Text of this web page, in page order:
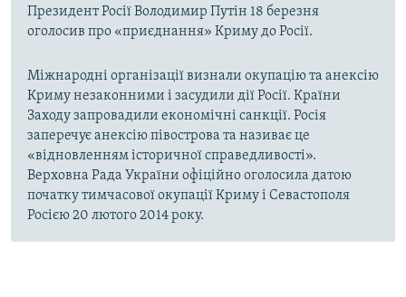
Президент Росії Володимир Путін 18 березня
оголосив про «приєднання» Криму до Росії.
Міжнародні організації визнали окупацію та анексію
Криму незаконними і засудили дії Росії. Країни
Заходу запровадили економічні санкції. Росія
заперечує анексію півострова та називає це
«відновленням історичної справедливості».
Верховна Рада України офіційно оголосила датою
початку тимчасової окупації Криму і Севастополя
Росією 20 лютого 2014 року.